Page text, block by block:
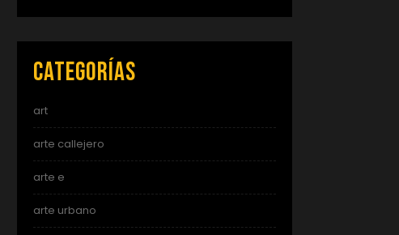
Categorías
art
arte callejero
arte e
arte urbano